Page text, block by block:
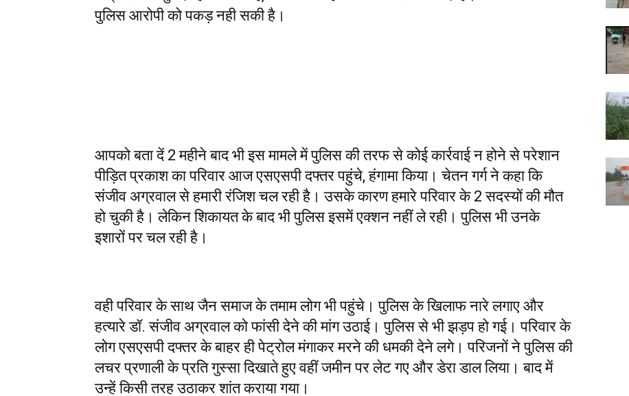
पुलिस आरोपी को पकड़ नही सकी है।
आपको बता दें 2 महीने बाद भी इस मामले में पुलिस की तरफ से कोई कार्रवाई न होने से परेशान
पीड़ित प्रकाश का परिवार आज एसएसपी दफ्तर पहुंचे, हंगामा किया। चेतन गर्ग ने कहा कि
संजीव अग्रवाल से हमारी रंजिश चल रही है। उसके कारण हमारे परिवार के 2 सदस्यों की मौत
हो चुकी है। लेकिन शिकायत के बाद भी पुलिस इसमें एक्शन नहीं ले रही। पुलिस भी उनके
इशारों पर चल रही है।
वही परिवार के साथ जैन समाज के तमाम लोग भी पहुंचे। पुलिस के खिलाफ नारे लगाए और
हत्यारे डॉ. संजीव अग्रवाल को फांसी देने की मांग उठाई। पुलिस से भी झड़प हो गई। परिवार के
लोग एसएसपी दफ्तर के बाहर ही पेट्रोल मंगाकर मरने की धमकी देने लगे। परिजनों ने पुलिस की
लचर प्रणाली के प्रति गुस्सा दिखाते हुए वहीं जमीन पर लेट गए और डेरा डाल लिया। बाद में
उन्हें किसी तरह उठाकर शांत कराया गया।